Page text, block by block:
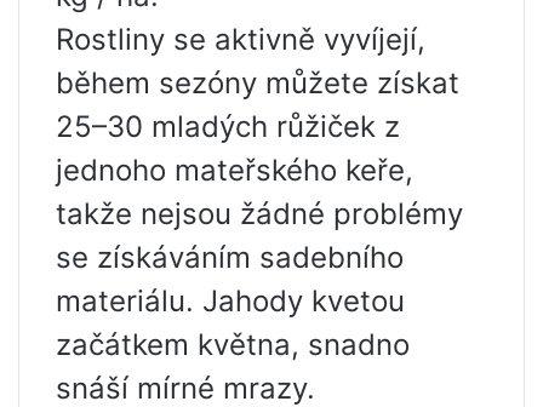
Rostliny se aktivně vyvíjejí,
během sezóny můžete získat
25–30 mladých růžiček z
jednoho mateřského keře,
takže nejsou žádné problémy
se získáváním sadebního
materiálu. Jahody kvetou
začátkem května, snadno
snáší mírné mrazy.